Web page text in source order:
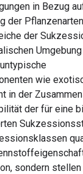
in Bezug
der
der
wie
in der
der für eine
sondern